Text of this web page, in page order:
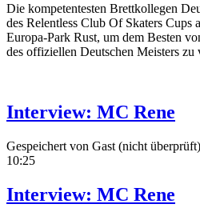
Die kompetentesten Brettkollegen
des Relentless Club Of Skaters Cups
Europa-Park Rust, um dem Besten
des offiziellen Deutschen Meisters zu
Interview: MC Rene
Gespeichert von Gast (nicht überprüft)
10:25
Interview: MC Rene